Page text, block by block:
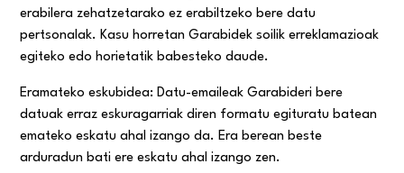
erabilera zehatzetarako ez erabiltzeko bere datu
pertsonalak. Kasu horretan Garabidek soilik erreklamazioak
egiteko edo horietatik babesteko daude.
Eramateko eskubidea: Datu-emaileak Garabideri bere
datuak erraz eskuragarriak diren formatu egituratu batean
emateko eskatu ahal izango da. Era berean beste
arduradun bati ere eskatu ahal izango zen.